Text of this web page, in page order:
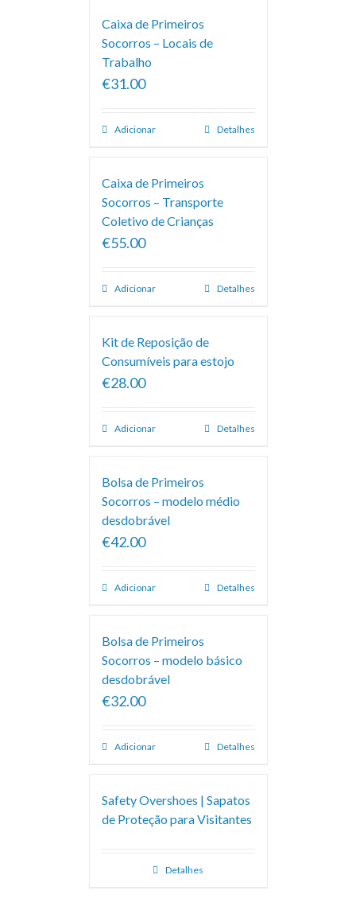
Caixa de Primeiros
Socorros – Locais de
Trabalho
€31.00
Adicionar Detalhes
Caixa de Primeiros
Socorros – Transporte
Coletivo de Crianças
€55.00
Adicionar Detalhes
Kit de Reposição de
Consumíveis para estojo
€28.00
Adicionar Detalhes
Bolsa de Primeiros
Socorros – modelo médio
desdobrável
€42.00
Adicionar Detalhes
Bolsa de Primeiros
Socorros – modelo básico
desdobrável
€32.00
Adicionar Detalhes
Safety Overshoes | Sapatos
de Proteção para Visitantes
Detalhes